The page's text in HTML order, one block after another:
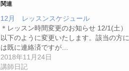
関連
12月 レッスンスケジュール
＊レッスン時間変更のお知らせ 12/1(土）
以下のように変更いたします。該当の方に
は既に連絡済ですが…
2018年11月24日
講師日記